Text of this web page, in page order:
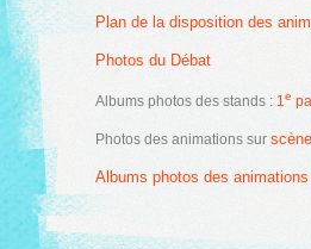
Plan de la disposition des
Photos du Débat
Albums photos des stands : 1 e
Photos des animations sur scène
Albums photos des